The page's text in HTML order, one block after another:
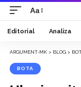
Font
Resizer
Aa
Editorial Analiza
ARGUMENT-MK > BLOG >
BOTA